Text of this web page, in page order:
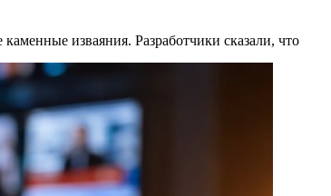
изваяния. Разработчики сказали, что